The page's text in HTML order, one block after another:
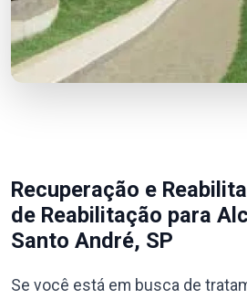
Recuperação e
de Reabilitação para
Santo André, SP
Se você está em busca de